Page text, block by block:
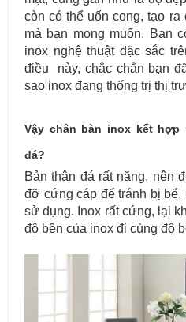
còn có thể uốn cong, tạo
mà bạn mong muốn. Bạn
inox nghệ thuật đặc sắc
điều này, chắc chắn bạn
sao inox đang thống trị thị
Vậy chân bàn inox kết
đá?
Bản thân đá rất nặng, nên
đỡ cứng cáp để tránh bị bể,
sử dụng. Inox rất cứng, lại
độ bền của inox đi cùng độ